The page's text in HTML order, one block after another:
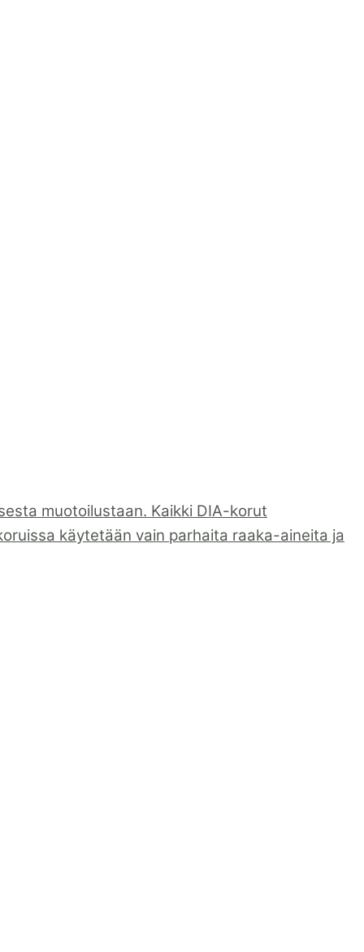
muotoilustaan. Kaikki DIA-korut
käytetään vain parhaita raaka-aineita ja